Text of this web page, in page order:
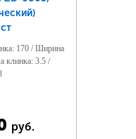
170 / Ширина
клинка: 3.5 /
руб.